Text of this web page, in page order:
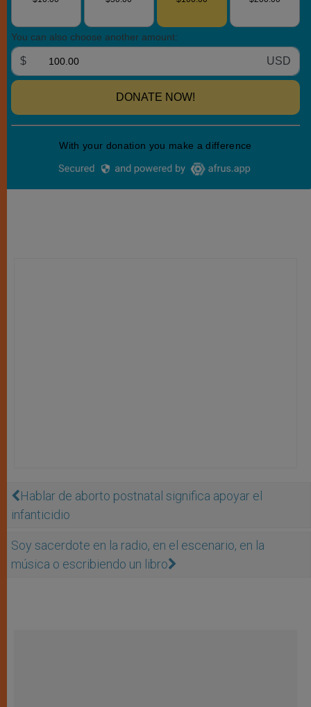
Hablar de aborto postnatal significa apoyar el
infanticidio
Soy sacerdote en la radio, en el escenario, en la
música o escribiendo un libro